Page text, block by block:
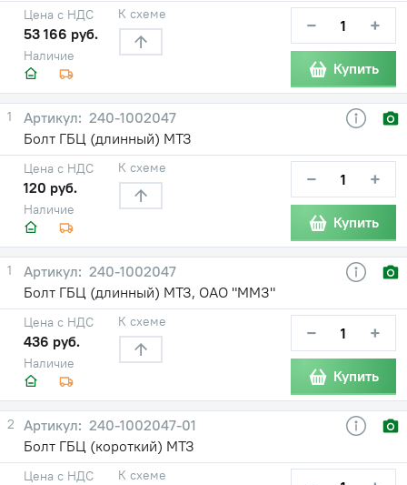
Наличие
Цена с НДС
53 166 руб.
К схеме − +
Купить
1
240-1002047
Болт ГБЦ (длинный) МТЗ
Наличие
Цена с НДС
120 руб.
К схеме − +
Купить
1
240-1002047
Болт ГБЦ (длинный) МТЗ, ОАО "ММЗ"
Наличие
Цена с НДС
436 руб.
К схеме − +
Купить
2
240-1002047-01
Болт ГБЦ (короткий) МТЗ
Цена с НДС К схеме